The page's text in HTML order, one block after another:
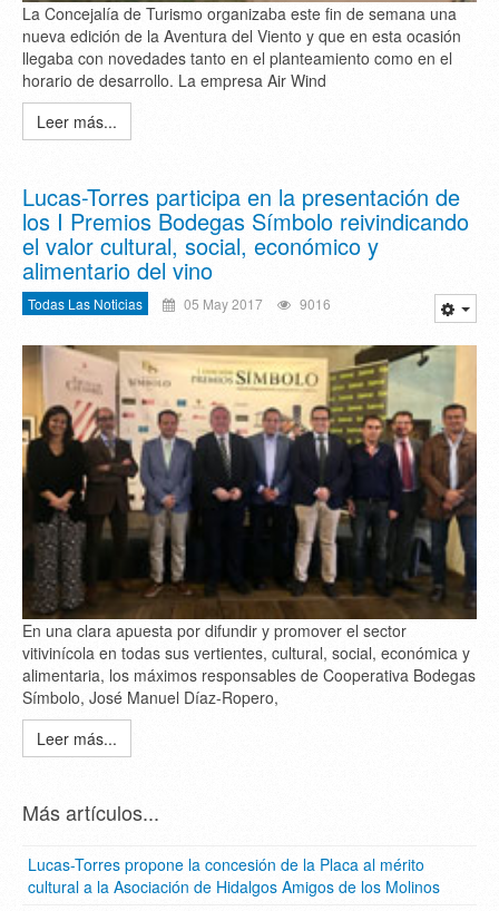
La Concejalía de Turismo organizaba este fin de semana una
nueva edición de la Aventura del Viento y que en esta ocasión
llegaba con novedades tanto en el planteamiento como en el
horario de desarrollo. La empresa Air Wind
Leer más...
Lucas-Torres participa en la presentación de
los I Premios Bodegas Símbolo reivindicando
el valor cultural, social, económico y
alimentario del vino
Todas Las Noticias 05 May 2017 9016
En una clara apuesta por difundir y promover el sector
vitivinícola en todas sus vertientes, cultural, social, económica y
alimentaria, los máximos responsables de Cooperativa Bodegas
Símbolo, José Manuel Díaz-Ropero,
Leer más...
Más artículos...
Lucas-Torres propone la concesión de la Placa al mérito
cultural a la Asociación de Hidalgos Amigos de los Molinos